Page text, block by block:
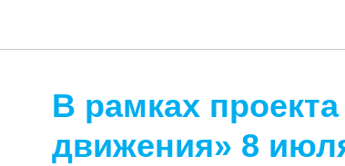
В рамках
движения» 8